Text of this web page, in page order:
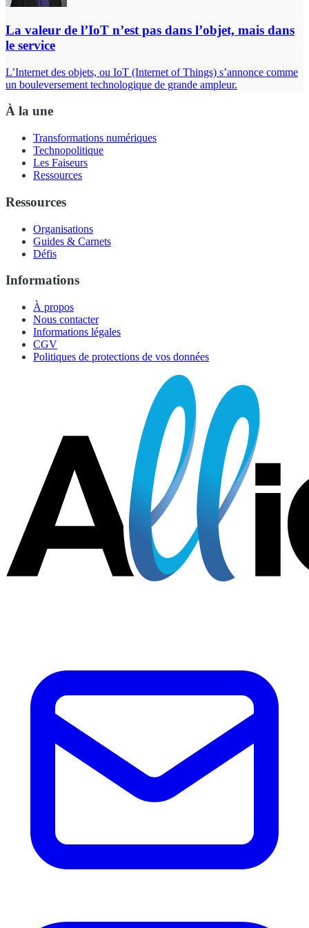
La valeur de l’IoT n’est pas dans l’objet, mais dans
le service
L’Internet des objets, ou IoT (Internet of Things) s’annonce comme
un bouleversement technologique de grande ampleur.
À la une
Transformations numériques
Technopolitique
Les Faiseurs
Ressources
Ressources
Organisations
Guides & Carnets
Défis
Informations
À propos
Nous contacter
Informations légales
CGV
Politiques de protections de vos données